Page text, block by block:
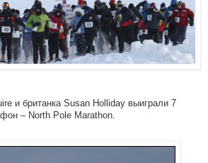
и британка Susan Holliday выиграли 7
– North Pole Marathon.